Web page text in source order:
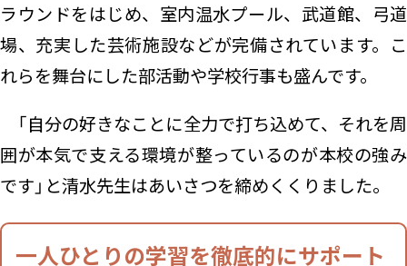
ラウンドをはじめ、室内温水プール、武道館、弓道
場、充実した芸術施設などが完備されています。こ
れらを舞台にした部活動や学校行事も盛んです。
「自分の好きなことに全力で打ち込めて、それを周
囲が本気で支える環境が整っているのが本校の強み
です」と清水先生はあいさつを締めくくりました。
一人ひとりの学習を徹底的にサポート